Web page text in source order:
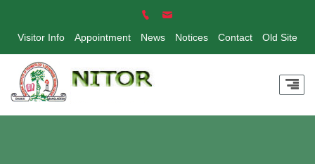
Visitor Info Appointment News Notices Contact Old Site